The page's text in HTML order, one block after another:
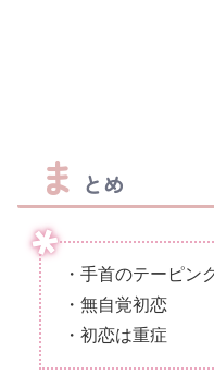
ま とめ
・手首のテーピン
・無自覚初恋
・初恋は重症